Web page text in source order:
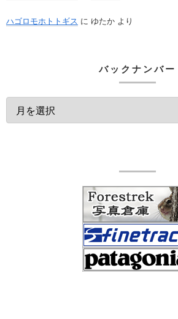
ハゴロモホトトギス に ゆたか より
バックナンバー